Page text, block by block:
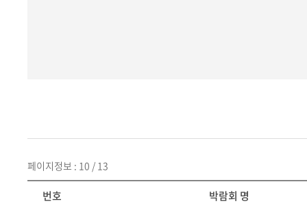
페이지정보 : 10 / 13
번호 박람회 명